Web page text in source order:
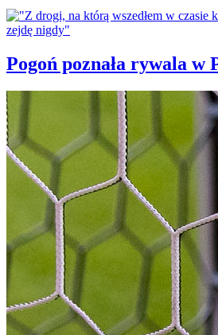
Pogoń poznała rywala w